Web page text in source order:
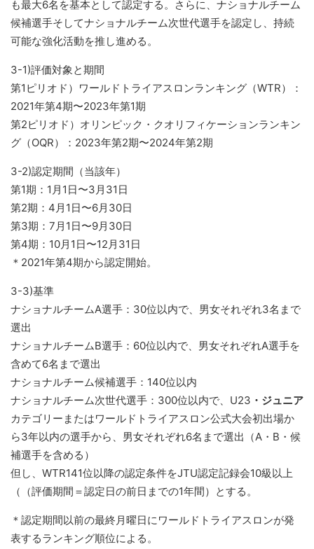
も最大6名を基本として認定する。さらに、ナショナルチーム
候補選手そしてナショナルチーム次世代選手を認定し、持続
可能な強化活動を推し進める。
3-1)評価対象と期間
第1ピリオド）ワールドトライアスロンランキング（WTR）：
2021年第4期〜2023年第1期
第2ピリオド）オリンピック・クオリフィケーションランキン
グ（OQR）：2023年第2期〜2024年第2期
3-2)認定期間（当該年）
第1期：1月1日〜3月31日
第2期：4月1日〜6月30日
第3期：7月1日〜9月30日
第4期：10月1日〜12月31日
＊2021年第4期から認定開始。
3-3)基準
ナショナルチームA選手：30位以内で、男女それぞれ3名まで
選出
ナショナルチームB選手：60位以内で、男女それぞれA選手を
含めて6名まで選出
ナショナルチーム候補選手：140位以内
ナショナルチーム次世代選手：300位以内で、U23 ・ジュニア
カテゴリーまたはワールドトライアスロン公式大会初出場か
ら3年以内の選手から、男女それぞれ6名まで選出（A・B・候
補選手を含める）
但し、WTR141位以降の認定条件をJTU認定記録会10級以上
（（評価期間＝認定日の前日までの1年間）とする。
＊認定期間以前の最終月曜日にワールドトライアスロンが発
表するランキング順位による。